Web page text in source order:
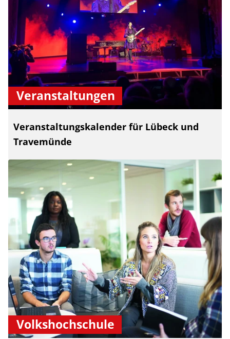
Veranstaltungen
Veranstaltungskalender für Lübeck und
Travemünde
Volkshochschule